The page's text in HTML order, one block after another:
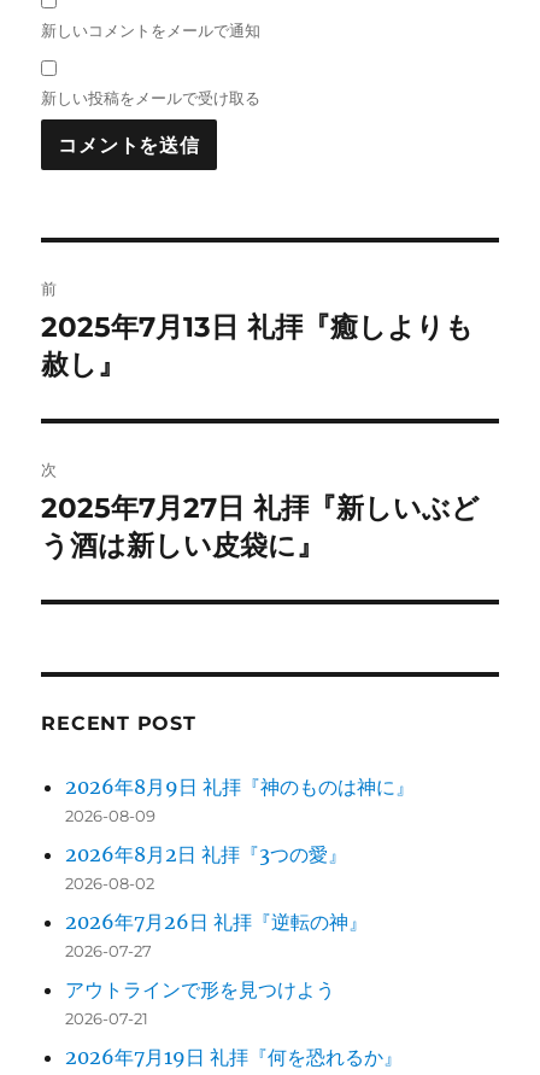
新しいコメントをメールで通知
新しい投稿をメールで受け取る
稿
ナ
ビ
ゲ
ー
シ
ン
前
前
の
稿:
2025年7月13日 礼拝『癒しよりも
赦し』
次
次
の
稿:
2025年7月27日 礼拝『新しいぶど
う酒は新しい皮袋に』
RECENT POST
2026年8月9日 礼拝『神のものは神に』
2026-08-09
2026年8月2日 礼拝『3つの愛』
2026-08-02
2026年7月26日 礼拝『逆転の神』
2026-07-27
アウトラインで形を見つけよう
2026-07-21
2026年7月19日 礼拝『何を恐れるか』